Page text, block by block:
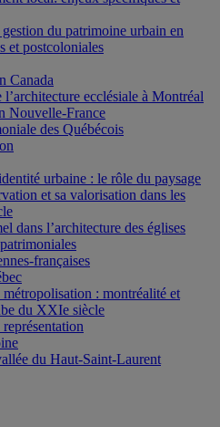
du patrimoine urbain en
et postcoloniales
Canada
ecclésiale à Montréal
Nouvelle-France
des Québécois
urbaine : le rôle du paysage
et sa valorisation dans les
dans l’architecture des églises
françaises
métropolisation : montréalité et
du XXIe siècle
du Haut-Saint-Laurent